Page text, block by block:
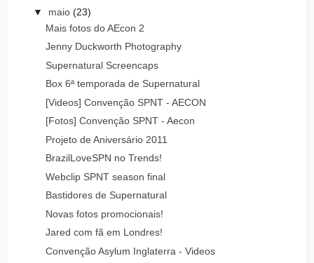
▼ maio (23)
Mais fotos do AEcon 2
Jenny Duckworth Photography
Supernatural Screencaps
Box 6ª temporada de Supernatural
[Videos] Convenção SPNT - AECON
[Fotos] Convenção SPNT - Aecon
Projeto de Aniversário 2011
BrazilLoveSPN no Trends!
Webclip SPNT season final
Bastidores de Supernatural
Novas fotos promocionais!
Jared com fã em Londres!
Convenção Asylum Inglaterra - Videos